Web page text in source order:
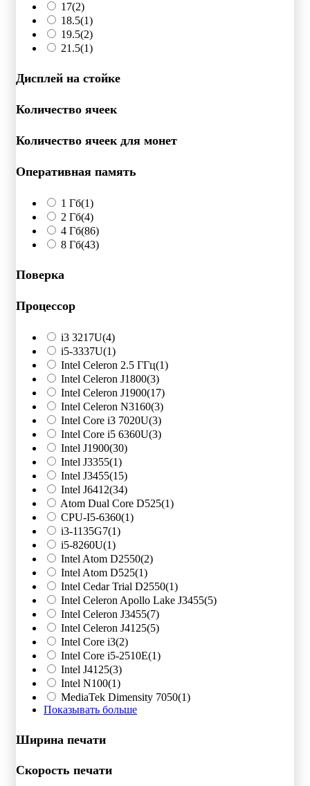
17(2)
18.5(1)
19.5(2)
21.5(1)
Дисплей на стойке
Количество ячеек
Количество ячеек для монет
Оперативная память
1 Гб(1)
2 Гб(4)
4 Гб(86)
8 Гб(43)
Поверка
Процессор
i3 3217U(4)
i5-3337U(1)
Intel Celeron 2.5 ГГц(1)
Intel Celeron J1800(3)
Intel Celeron J1900(17)
Intel Celeron N3160(3)
Intel Core i3 7020U(3)
Intel Core i5 6360U(3)
Intel J1900(30)
Intel J3355(1)
Intel J3455(15)
Intel J6412(34)
Atom Dual Core D525(1)
CPU-I5-6360(1)
i3-1135G7(1)
i5-8260U(1)
Intel Atom D2550(2)
Intel Atom D525(1)
Intel Cedar Trial D2550(1)
Intel Celeron Apollo Lake J3455(5)
Intel Celeron J3455(7)
Intel Celeron J4125(5)
Intel Core i3(2)
Intel Core i5-2510E(1)
Intel J4125(3)
Intel N100(1)
MediaTek Dimensity 7050(1)
Показывать больше
Ширина печати
Скорость печати